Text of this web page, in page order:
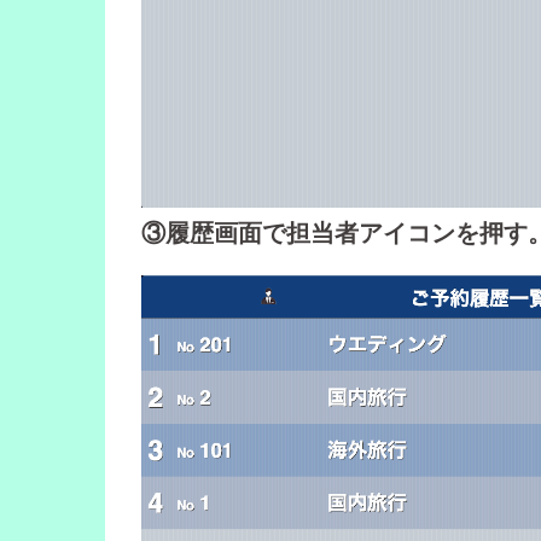
③履歴画面で担当者アイコンを押す